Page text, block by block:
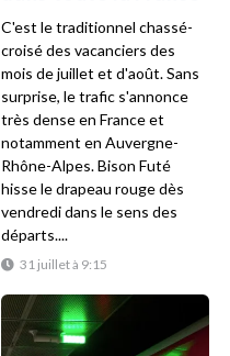
31 juillet à 9:15
C'est le traditionnel chassé-
croisé des vacanciers des
mois de juillet et d'août. Sans
surprise, le trafic s'annonce
très dense en France et
notamment en Auvergne-
Rhône-Alpes. Bison Futé
hisse le drapeau rouge dès
vendredi dans le sens des
départs....